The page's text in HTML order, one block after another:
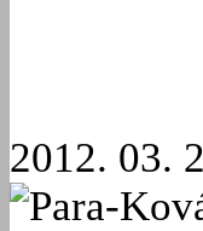
2012. 03.
Para-